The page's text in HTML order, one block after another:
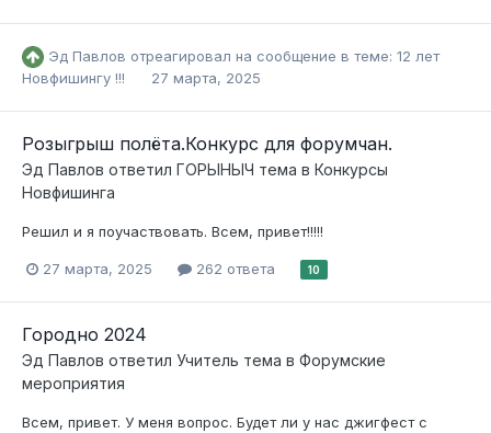
Эд Павлов отреагировал на сообщение в теме: 12 лет
Новфишингу !!!
27 марта, 2025
Розыгрыш полёта.Конкурс для форумчан.
Эд Павлов ответил ГОРЫНЫЧ тема в Конкурсы
Новфишинга
Решил и я поучаствовать. Всем, привет!!!!!
27 марта, 2025 262 ответа 10
Городно 2024
Эд Павлов ответил Учитель тема в Форумские
мероприятия
Всем, привет. У меня вопрос. Будет ли у нас джигфест с